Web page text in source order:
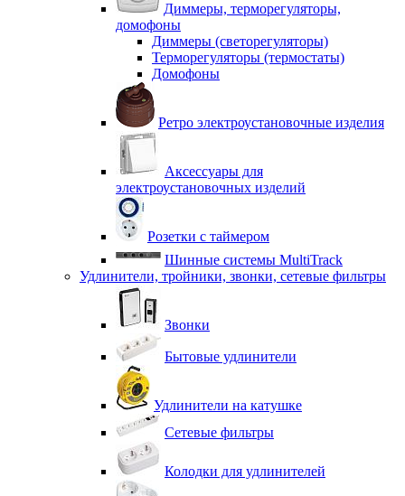
Диммеры, терморегуляторы,
домофоны
Диммеры (светорегуляторы)
Терморегуляторы (термостаты)
Домофоны
Ретро электроустановочные изделия
Аксессуары для
электроустановочных изделий
Розетки с таймером
Шинные системы MultiTrack
Удлинители, тройники, звонки, сетевые фильтры
Звонки
Бытовые удлинители
Удлинители на катушке
Сетевые фильтры
Колодки для удлинителей